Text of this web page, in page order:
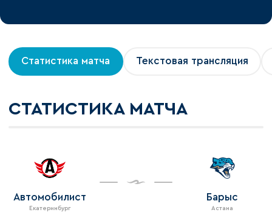
Статистика матча Текстовая трансляция
СТАТИСТИКА МАТЧА
Автомобилист
Екатеринбург
Барыс
Астана